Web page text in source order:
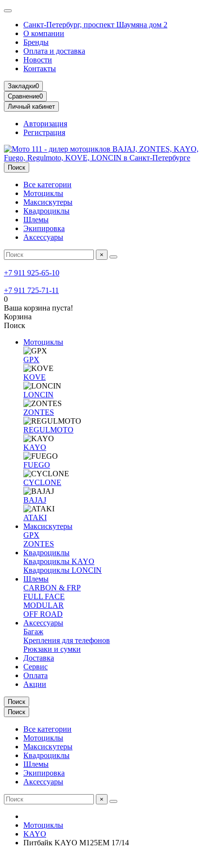
Санкт-Петербург, проспект Шаумяна дом 2
О компании
Бренды
Оплата и доставка
Новости
Контакты
Закладки0
Сравнение0
Личный кабинет
Авторизация
Регистрация
Поиск
Все категории
Мотоциклы
Максискутеры
Квадроциклы
Шлемы
Экипировка
Аксессуары
×
+7 911 925-65-10
+7 911 725-71-11
0
Ваша корзина пуста!
Корзина
Поиск
Мотоциклы
GPX
KOVE
LONCIN
ZONTES
REGULMOTO
KAYO
FUEGO
CYCLONE
BAJAJ
ATAKI
Максискутеры
GPX
ZONTES
Квадроциклы
Квадроциклы KAYO
Квадроциклы LONCIN
Шлемы
CARBON & FRP
FULL FACE
MODULAR
OFF ROAD
Аксессуары
Багаж
Крепления для телефонов
Рюкзаки и сумки
Доставка
Сервис
Оплата
Акции
Поиск
Поиск
Все категории
Мотоциклы
Максискутеры
Квадроциклы
Шлемы
Экипировка
Аксессуары
×
Мотоциклы
KAYO
Питбайк KAYO M125EM 17/14